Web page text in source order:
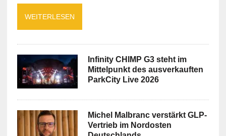
WEITERLESEN
Infinity CHIMP G3 steht im
Mittelpunkt des ausverkauften
ParkCity Live 2026
Michel Malbranc verstärkt GLP-
Vertrieb im Nordosten